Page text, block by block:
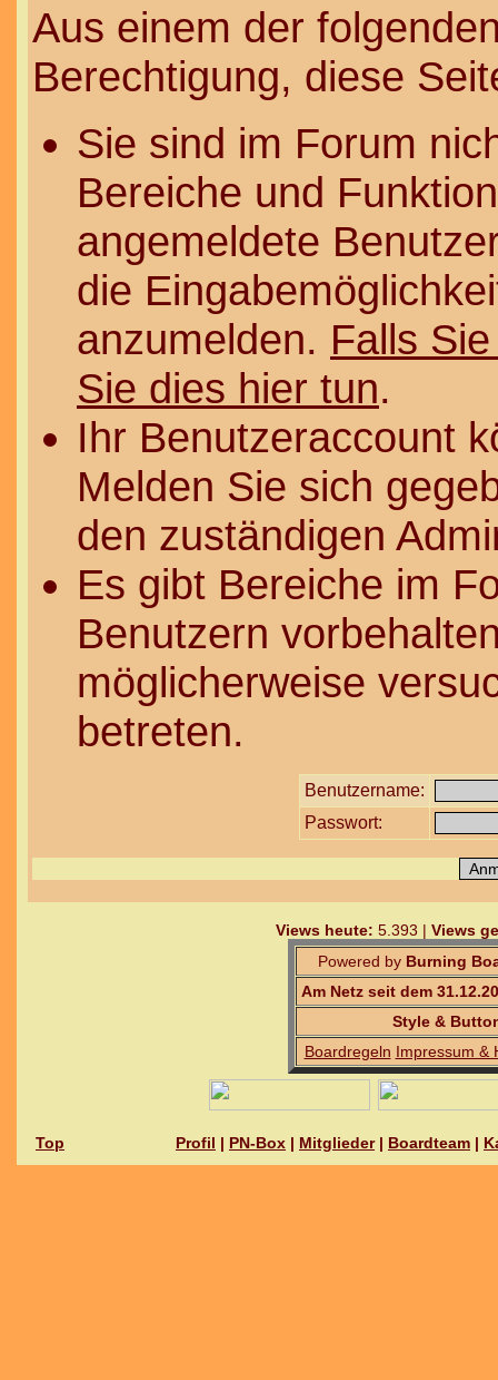
Aus einem der
Berechtigung, diese
Sie sind im Forum
Bereiche und
angemeldete
die
anzumelden. Falls
Sie dies hier tun.
Ihr Benutzeraccount
Melden Sie sich
den zuständigen
Es gibt Bereiche im
Benutzern
möglicherweise
betreten.
Benutzername:
Passwort:
Views heute: 5.393 | Views
Powered by Burning
Am Netz seit dem
Style &
Boardregeln Impressum &
Top Profil | PN-Box | Mitglieder| Boardteam |